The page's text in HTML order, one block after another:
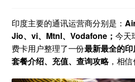
印度主要的通讯运营商分别是：
Jio、vi、Mtnl、Vodafone； 今天
费卡用户整理了一份最新最全的印
套餐介绍、充值、查询攻略，相信